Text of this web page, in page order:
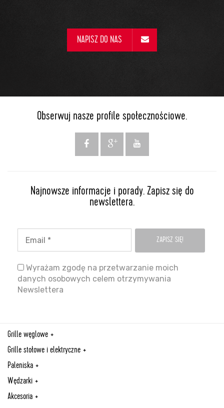
NAPISZ DO NAS
Obserwuj nasze profile społecznościowe.
Najnowsze informacje i porady. Zapisz się do
newslettera.
Wyrażam zgodę na przetwarzanie moich
danych osobowych celem otrzymywania
Newslettera
Grille węglowe
Grille stołowe i elektryczne
Paleniska
Wędzarki
Akcesoria